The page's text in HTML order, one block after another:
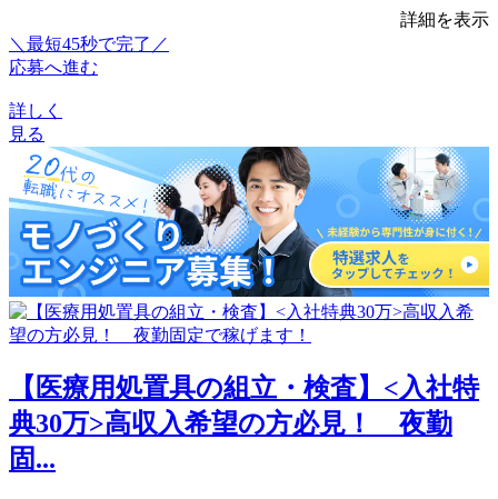
詳細を表示
＼最短45秒で完了／
応募へ進む
詳しく
見る
【医療用処置具の組立・検査】<入社特
典30万>高収入希望の方必見！ 夜勤
固...